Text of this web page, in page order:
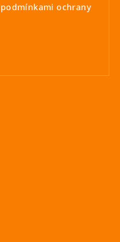
podmínkami ochrany